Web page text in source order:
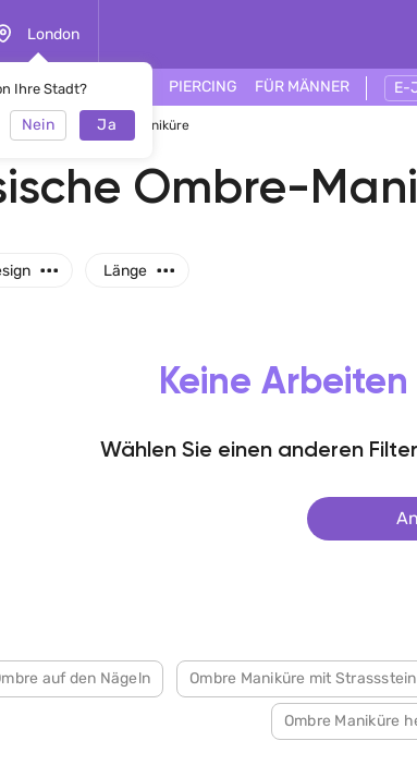
London
Ihre Stadt?
Nein Ja
TÄTOWIERUNG PIERCING FÜR MÄNNER E-
Französische Ombre-Maniküre
Ombre-
... Länge ...
Keine
Wählen Sie einen anderen
auf den Nägeln Ombre Maniküre mit
Ombre Maniküre